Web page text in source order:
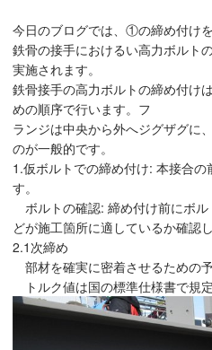
今日のブログでは、①の締め付けを
鉄骨の接手におけるい高力ボルト
実施されます。
鉄骨接手の高力ボルトの締め付け
めの順序で行います。フ
ランジは中央から外へジグザグに
のが一般的です。
1.仮ボルトでの締め付け: 本接合
す。
ボルトの確認: 締め付け前にボ
どが施工箇所に適しているか確認し
2.1次締め
部材を確実に密着させるための予
トルク値は国の標準仕様書で規定